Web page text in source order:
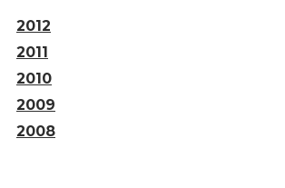
2012
2011
2010
2009
2008